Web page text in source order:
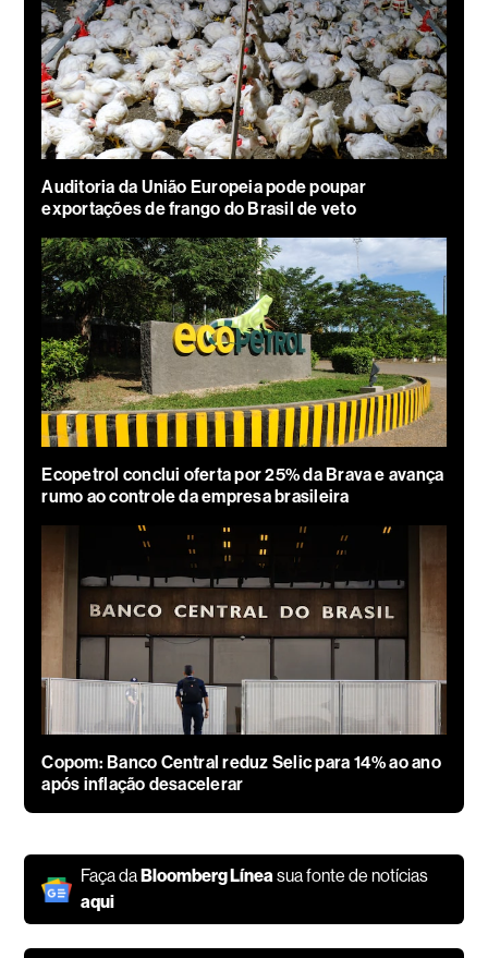
Auditoria da União Europeia pode poupar
exportações de frango do Brasil de veto
Ecopetrol conclui oferta por 25% da Brava e avança
rumo ao controle da empresa brasileira
Copom: Banco Central reduz Selic para 14% ao ano
após inflação desacelerar
Faça da Bloomberg Líneasua fonte de notícias
aqui